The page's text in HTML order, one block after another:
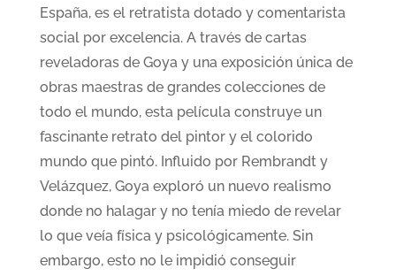
España, es el retratista dotado y comentarista
social por excelencia. A través de cartas
reveladoras de Goya y una exposición única de
obras maestras de grandes colecciones de
todo el mundo, esta película construye un
fascinante retrato del pintor y el colorido
mundo que pintó. Influido por Rembrandt y
Velázquez, Goya exploró un nuevo realismo
donde no halagar y no tenía miedo de revelar
lo que veía física y psicológicamente. Sin
embargo, esto no le impidió conseguir